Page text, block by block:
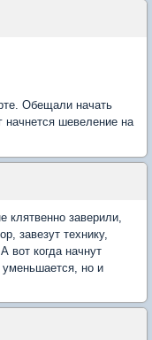
Обещали начать
начнется шевеление на
клятвенно заверили,
завезут технику,
вот когда начнут
уменьшается, но и